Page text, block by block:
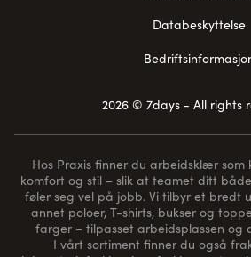
Databeskyttelse
2026 © 7days - All rights
Hos Praxis finner du arbeidsklær som
komfort og stil – slik at teamet ditt
føler seg vel på jobb. Vi tilbyr et bredt
annet poloer, T-shirts, bukser og
farger – tilpasset arbeidsplassen og
I vårt sortiment finner du også